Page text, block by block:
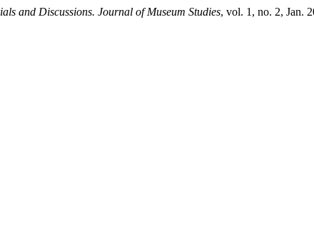
and Discussions. Journal of Museum Studies, vol. 1, no. 2, Jan.